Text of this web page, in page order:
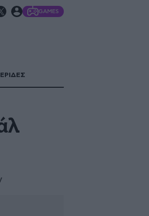
GAMES